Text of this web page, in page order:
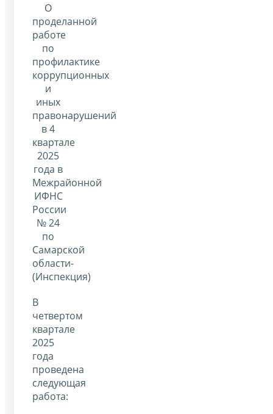
О
проделанной
работе
по
профилактике
коррупционных
и
иных
правонарушений
в 4
квартале
2025
года в
Межрайонной
ИФНС
России
№ 24
по
Самарской
области-
(Инспекция)
В
четвертом
квартале
2025
года
проведена
следующая
работа: